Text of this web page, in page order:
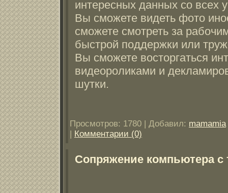
интересных данных со всех
Вы сможете видеть фото
сможете смотреть за
быстрой поддержки или
Вы сможете восторгаться
видеороликами и
шутки.
Просмотров: 1780 | Добавил: mamamia
| Комментарии (0)
Сопряжение компьютера с